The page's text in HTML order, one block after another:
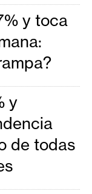
y toca
y
de todas